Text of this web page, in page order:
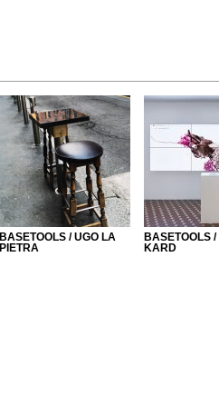
BASETOOLS / UGO LA
PIETRA
BASETOOLS
KARD